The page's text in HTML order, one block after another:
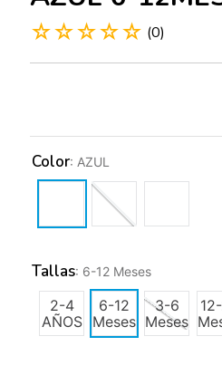
☆☆☆☆☆ (0)
Tallas: 6-12 Meses
2-4
AÑOS
6-12
Meses
3-6
Meses
Color: AZUL